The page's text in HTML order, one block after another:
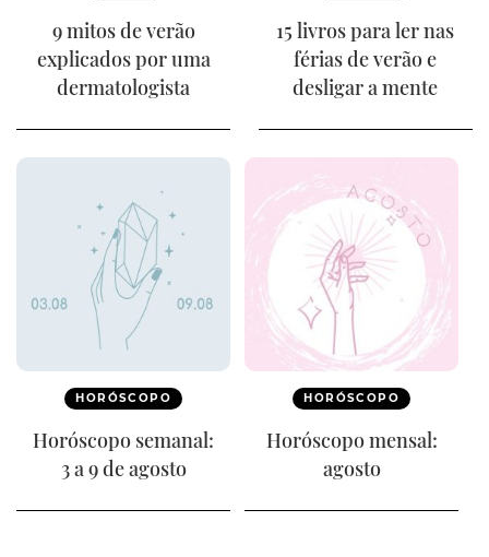
9 mitos de verão
explicados por uma
dermatologista
15 livros para ler nas
férias de verão e
desligar a mente
HORÓSCOPO
Horóscopo semanal:
3 a 9 de agosto
HORÓSCOPO
Horóscopo mensal:
agosto